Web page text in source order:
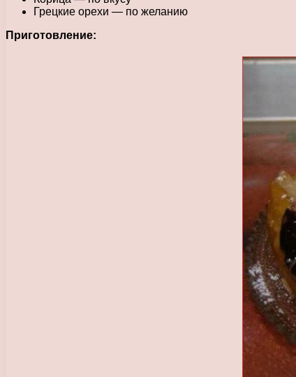
Грецкие орехи — по желанию
Приготовление: